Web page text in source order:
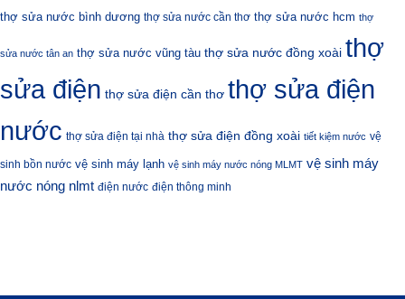
thợ sửa nước bình dương thợ sửa nước cần thơ thợ sửa nước hcm thợ
sửa nước tân an thợ sửa nước vũng tàu thợ sửa nước đồng xoài thợ
sửa điện thợ sửa điện cần thơ thợ sửa điện
nước thợ sửa điện tại nhà thợ sửa điện đồng xoài tiết kiệm nước vệ
sinh bồn nước vệ sinh máy lạnh vệ sinh máy nước nóng MLMT vệ sinh máy
nước nóng nlmt điện nước điện thông minh